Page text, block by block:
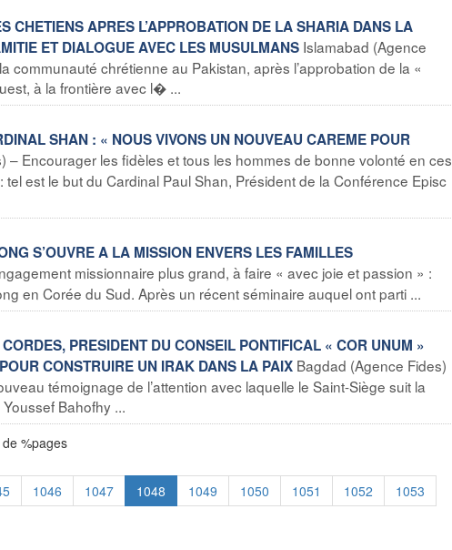
CHETIENS APRES L’APPROBATION DE LA SHARIA DANS LA
ET DIALOGUE AVEC LES MUSULMANS Islamabad (Agence
communauté chrétienne au Pakistan, après l’approbation de la «
à la frontière avec l� ...
SHAN : « NOUS VIVONS UN NOUVEAU CAREME POUR
– Encourager les fidèles et tous les hommes de bonne volonté en ces
est le but du Cardinal Paul Shan, Président de la Conférence Episc
S’OUVRE A LA MISSION ENVERS LES FAMILLES
missionnaire plus grand, à faire « avec joie et passion » :
en Corée du Sud. Après un récent séminaire auquel ont parti ...
PRESIDENT DU CONSEIL PONTIFICAL « COR UNUM »
CONSTRUIRE UN IRAK DANS LA PAIX Bagdad (Agence Fides)
témoignage de l’attention avec laquelle le Saint-Siège suit la
Bahofhy ...
%pages
1046 1047 1048 1049 1050 1051 1052 1053